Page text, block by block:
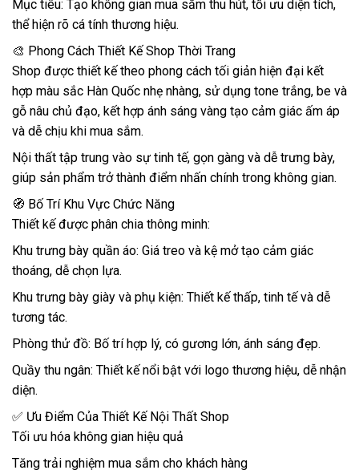
Mục tiêu: Tạo không gian mua sắm thu hút, tối ưu diện tích,
thể hiện rõ cá tính thương hiệu.
🎨 Phong Cách Thiết Kế Shop Thời Trang
Shop được thiết kế theo phong cách tối giản hiện đại kết
hợp màu sắc Hàn Quốc nhẹ nhàng, sử dụng tone trắng, be và
gỗ nâu chủ đạo, kết hợp ánh sáng vàng tạo cảm giác ấm áp
và dễ chịu khi mua sắm.
Nội thất tập trung vào sự tinh tế, gọn gàng và dễ trưng bày,
giúp sản phẩm trở thành điểm nhấn chính trong không gian.
🧭 Bố Trí Khu Vực Chức Năng
Thiết kế được phân chia thông minh:
Khu trưng bày quần áo: Giá treo và kệ mở tạo cảm giác
thoáng, dễ chọn lựa.
Khu trưng bày giày và phụ kiện: Thiết kế thấp, tinh tế và dễ
tương tác.
Phòng thử đồ: Bố trí hợp lý, có gương lớn, ánh sáng đẹp.
Quầy thu ngân: Thiết kế nổi bật với logo thương hiệu, dễ nhận
diện.
✅ Ưu Điểm Của Thiết Kế Nội Thất Shop
Tối ưu hóa không gian hiệu quả
Tăng trải nghiệm mua sắm cho khách hàng